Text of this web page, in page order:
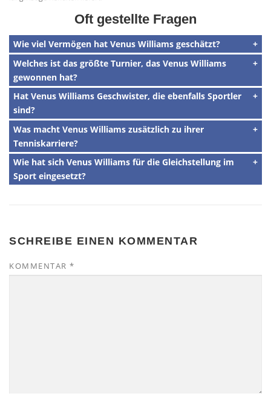
Oft gestellte Fragen
Wie viel Vermögen hat Venus Williams geschätzt?
Welches ist das größte Turnier, das Venus Williams
gewonnen hat?
Hat Venus Williams Geschwister, die ebenfalls Sportler
sind?
Was macht Venus Williams zusätzlich zu ihrer
Tenniskarriere?
Wie hat sich Venus Williams für die Gleichstellung im
Sport eingesetzt?
SCHREIBE EINEN KOMMENTAR
KOMMENTAR *